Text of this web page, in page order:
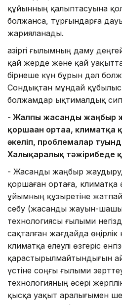
құйынның қалыптасуына
болжанса, тұрғындарға
жарияланады.
Қазіргі ғылымның даму
қай жерде және қай
бірнеше күн бұрын дәл
Сондықтан мұндай
болжамдар ықтималдық
- Жалпы жасанды жаңбыр
қоршаған ортаға,
әкеліп, проблемалар
Халықаралық тәжірибеде
- Жасанды жаңбыр
қоршаған ортаға, климатқа
ұйымның құзыретіне
себу (жасанды жауын-
технологиясы ғылыми
сақталған жағдайда
климатқа елеулі өзгеріс
қарастырылмайтындығын
үстіне соңғы ғылыми
технологияның әсері
қысқа уақыт аралығымен